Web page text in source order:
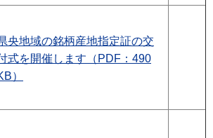
央地域の銘柄産地指定証の交
式を開催します（PDF：490
）